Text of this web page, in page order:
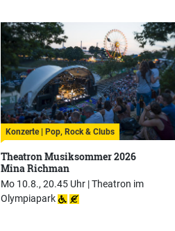
Konzerte | Pop, Rock & Clubs
Theatron Musiksommer 2026
Mina Richman
Mo 10.8., 20.45 Uhr |Theatron im
Olympiapark